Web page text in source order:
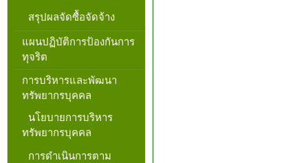
สรุปผลจัดซื้อจัดจ้าง
แผนปฏิบัติการป้องกันการ
ทุจริต
การบริหารและพัฒนา
ทรัพยากรบุคคล
นโยบายการบริหาร
ทรัพยากรบุคคล
การดำเนินการตาม